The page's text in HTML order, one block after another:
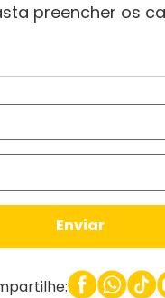
preencher os
Enviar